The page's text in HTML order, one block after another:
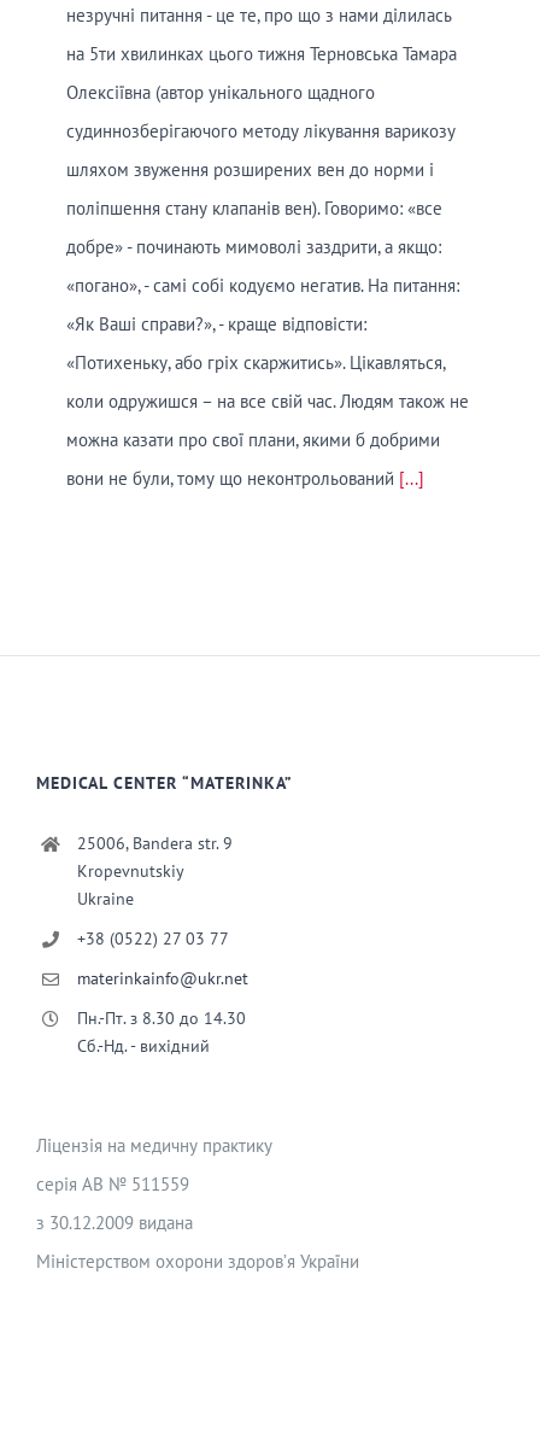
незручні питання - це те, про що з нами ділилась
на 5ти хвилинках цього тижня Терновська Тамара
Олексіївна (автор унікального щадного
судиннозберігаючого методу лікування варикозу
шляхом звуження розширених вен до норми і
поліпшення стану клапанів вен). Говоримо: «все
добре» - починають мимоволі заздрити, а якщо:
«погано», - самі собі кодуємо негатив. На питання:
«Як Ваші справи?», - краще відповісти:
«Потихеньку, або гріх скаржитись». Цікавляться,
коли одружишся – на все свій час. Людям також не
можна казати про свої плани, якими б добрими
вони не були, тому що неконтрольований [...]
MEDICAL CENTER “MATERINKA”
25006, Bandera str. 9
Kropevnutskiy
Ukraine
+38 (0522) 27 03 77
materinkainfo@ukr.net
Пн.-Пт. з 8.30 до 14.30
Сб.-Нд. - вихідний
Ліцензія на медичну практику
серія АВ № 511559
з 30.12.2009 видана
Міністерством охорони здоров’я України